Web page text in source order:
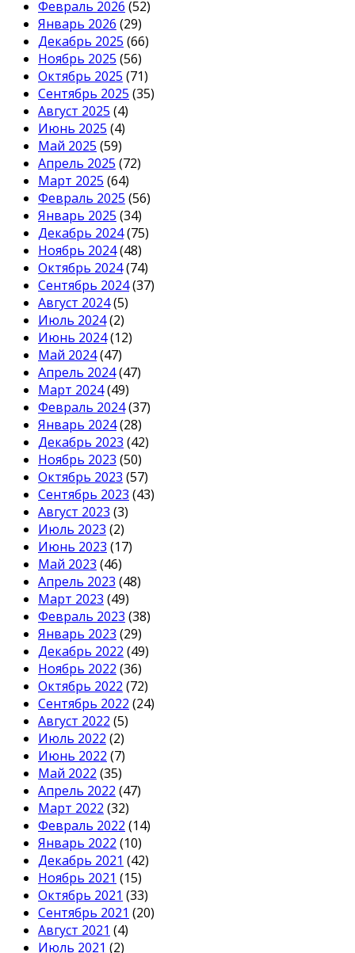
Февраль 2026 (52)
Январь 2026 (29)
Декабрь 2025 (66)
Ноябрь 2025 (56)
Октябрь 2025 (71)
Сентябрь 2025 (35)
Август 2025 (4)
Июнь 2025 (4)
Май 2025 (59)
Апрель 2025 (72)
Март 2025 (64)
Февраль 2025 (56)
Январь 2025 (34)
Декабрь 2024(75)
Ноябрь 2024(48)
Октябрь 2024(74)
Сентябрь 2024(37)
Август 2024(5)
Июль 2024(2)
Июнь 2024(12)
Май 2024(47)
Апрель 2024(47)
Март 2024(49)
Февраль 2024(37)
Январь 2024(28)
Декабрь 2023 (42)
Ноябрь 2023 (50)
Октябрь 2023 (57)
Сентябрь 2023 (43)
Август 2023 (3)
Июль 2023 (2)
Июнь 2023 (17)
Май 2023 (46)
Апрель 2023 (48)
Март 2023 (49)
Февраль 2023 (38)
Январь 2023 (29)
Декабрь 2022 (49)
Ноябрь 2022 (36)
Октябрь 2022 (72)
Сентябрь 2022 (24)
Август 2022 (5)
Июль 2022 (2)
Июнь 2022 (7)
Май 2022 (35)
Апрель 2022 (47)
Март 2022 (32)
Февраль 2022 (14)
Январь 2022 (10)
Декабрь 2021 (42)
Ноябрь 2021 (15)
Октябрь 2021 (33)
Сентябрь 2021 (20)
Август 2021 (4)
Июль 2021 (2)